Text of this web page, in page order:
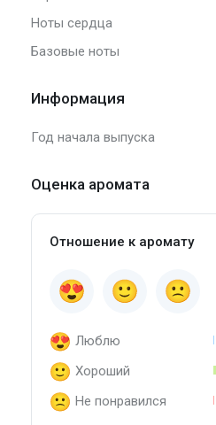
Ноты сердца
Базовые ноты
Информация
Год начала выпуска
Оценка аромата
Отношение к аромату
Люблю
Хороший
Не понравился